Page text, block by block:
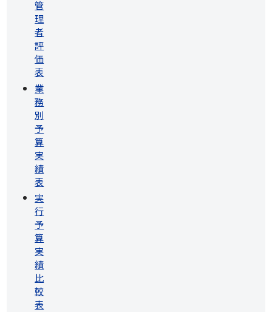
管
理
者
評
価
表
業
務
別
予
算
実
績
表
実
行
予
算
実
績
比
較
表